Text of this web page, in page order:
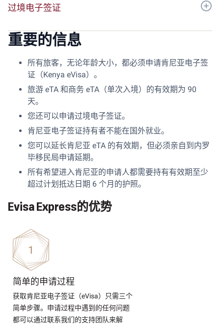
过境电子签证
重要的信息
所有旅客，无论年龄大小，都必须申请肯尼亚电子签
证（Kenya eVisa）。
旅游 eTA 和商务 eTA（单次入境）的有效期为 90
天。
您还可以申请过境电子签证。
肯尼亚电子签证持有者不能在国外就业。
您可以延长肯尼亚 eTA 的有效期，但必须亲自到内罗
毕移民局申请延期。
所有希望进入肯尼亚的申请人都需要持有有效期至少
超过计划抵达日期 6 个月的护照。
Evisa Express的优势
简单的申请过程
获取肯尼亚电子签证（eVisa）只需三个
简单步骤。申请过程中遇到的任何问题
都可以通过联系我们的支持团队来解